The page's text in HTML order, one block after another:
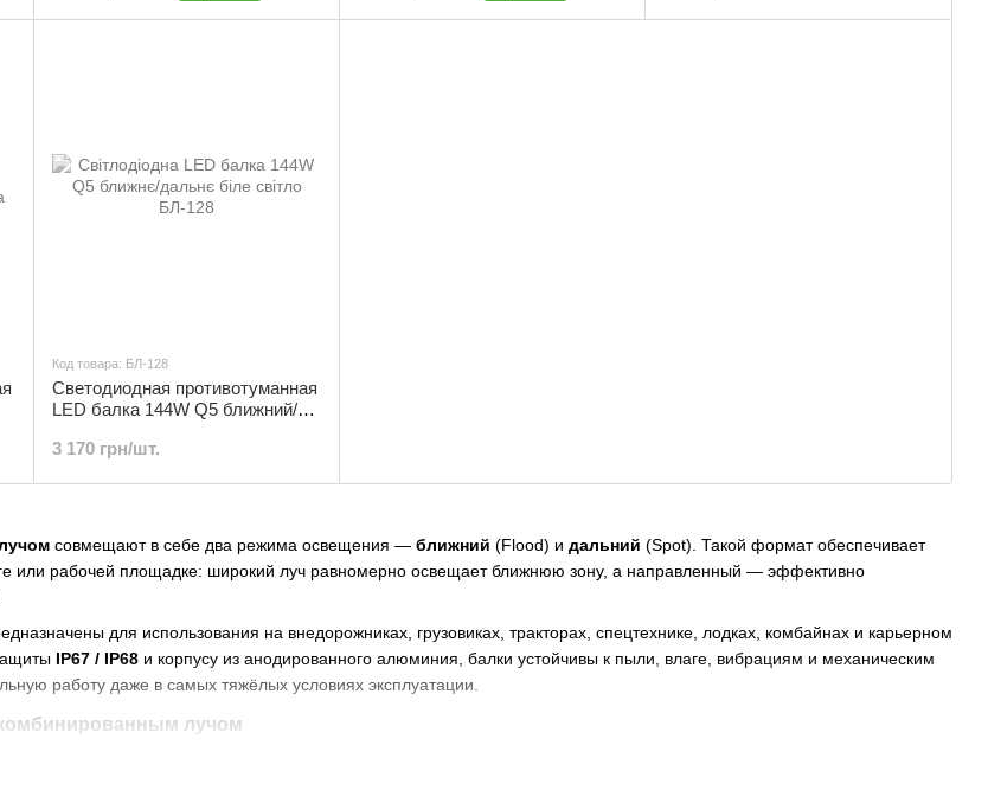
совмещают в себе два режима освещения — ближний (Flood) и дальний (Spot). Такой формат обеспечивает
или рабочей площадке: широкий луч равномерно освещает ближнюю зону, а направленный — эффективно
для использования на внедорожниках, грузовиках, тракторах, спецтехнике, лодках, комбайнах и карьерном
IP67 / IP68 и корпусу из анодированного алюминия, балки устойчивы к пыли, влаге, вибрациям и механическим
работу даже в самых тяжёлых условиях эксплуатации.
лучом
Код товара: БЛ-128
Светодиодная противотуманная
LED балка 144W Q5 ближний/
3 170 грн/шт.